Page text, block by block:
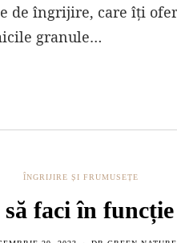
de îngrijire, care îți
granule…
ÎNGRIJIRE ȘI FRUMUSEȚE
faci în funcție